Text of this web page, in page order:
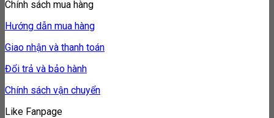
Chính sách mua hàng
Hướng dẫn mua hàng
Giao nhận và thanh toán
Đổi trả và bảo hành
Chính sách vận chuyển
Like Fanpage